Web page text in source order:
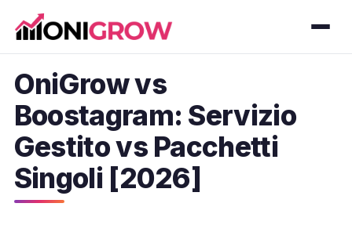
OniGrow vs
Boostagram: Servizio
Gestito vs Pacchetti
Singoli [2026]